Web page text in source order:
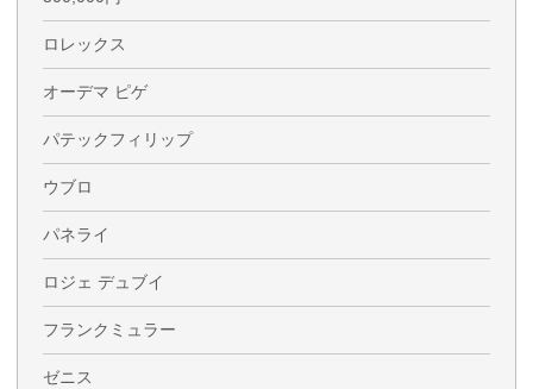
ロレックス
オーデマ ピゲ
パテックフィリップ
ウブロ
パネライ
ロジェ デュブイ
フランクミュラー
ゼニス